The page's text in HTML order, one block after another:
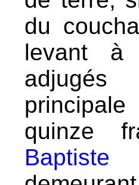
du
levant à
adjugés
quinze
Baptiste